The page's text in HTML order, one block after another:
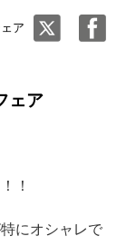
ア
ェア